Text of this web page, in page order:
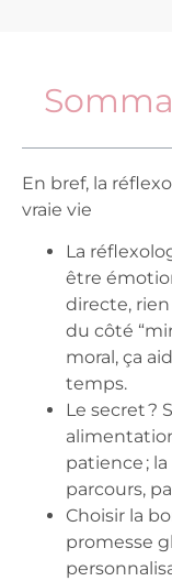
En bref, la
vraie vie
La
être
directe,
du côté
moral, ça
temps.
Le secret ?
patience ;
parcours,
Choisir la
promesse